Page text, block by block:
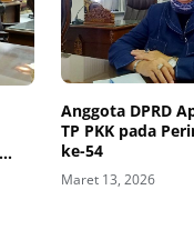
Anggota DPRD
TP PKK pada
ke-54
Maret 13, 2026